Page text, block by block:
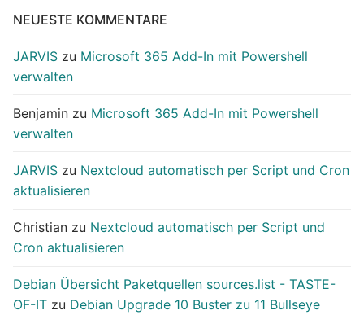
NEUESTE KOMMENTARE
JARVIS zu Microsoft 365 Add-In mit Powershell
verwalten
Benjamin zu Microsoft 365 Add-In mit Powershell
verwalten
JARVIS zu Nextcloud automatisch per Script und Cron
aktualisieren
Christian zu Nextcloud automatisch per Script und
Cron aktualisieren
Debian Übersicht Paketquellen sources.list - TASTE-
OF-IT zu Debian Upgrade 10 Buster zu 11 Bullseye